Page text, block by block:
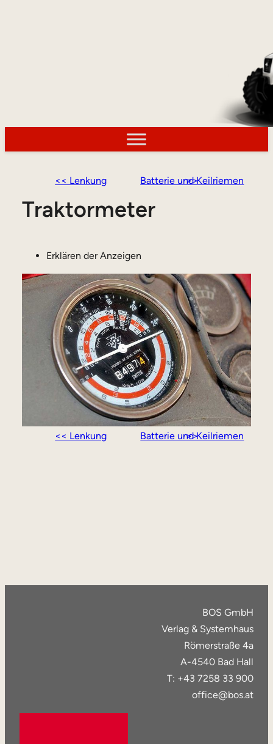
<< Lenkung Batterie und Keilriemen >>
Traktormeter
Erklären der Anzeigen
<< Lenkung Batterie und Keilriemen >>
BOS GmbH
Verlag & Systemhaus
Römerstraße 4a
A-4540 Bad Hall
T: +43 7258 33 900
office@bos.at